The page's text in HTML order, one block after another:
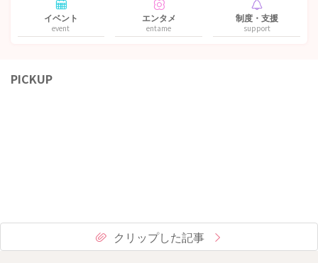
イベント
event
エンタメ
entame
制度・支援
support
PICKUP
クリップした記事